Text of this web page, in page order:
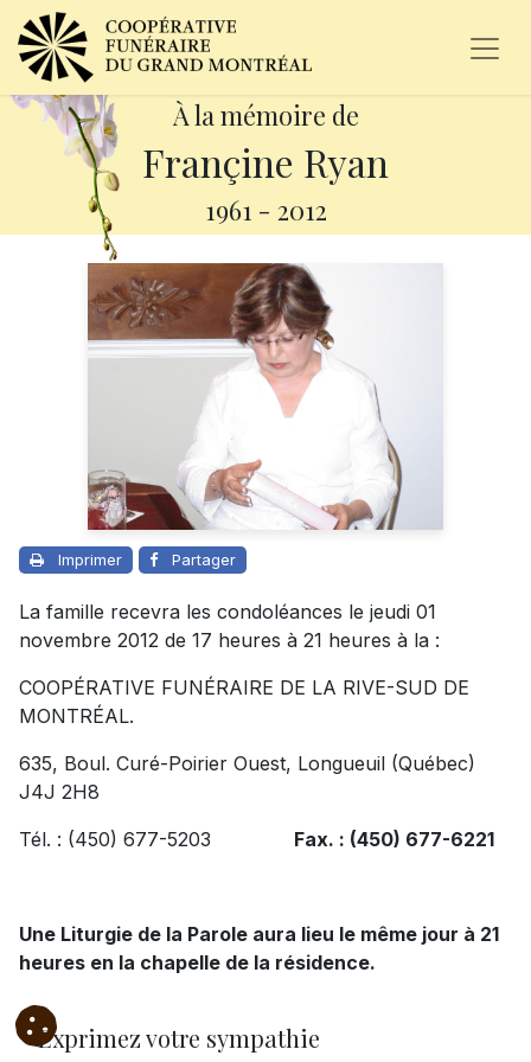
À la mémoire de
Françine Ryan
1961 - 2012
Imprimer Partager
La famille recevra les condoléances le jeudi 01
novembre 2012 de 17 heures à 21 heures à la :
COOPÉRATIVE FUNÉRAIRE DE LA RIVE-SUD DE
MONTRÉAL.
635, Boul. Curé-Poirier Ouest, Longueuil (Québec)
J4J 2H8
Tél. : (450) 677-5203 Fax. : (450) 677-6221
Une Liturgie de la Parole aura lieu le même jour à 21
heures en la chapelle de la résidence.
Exprimez votre sympathie